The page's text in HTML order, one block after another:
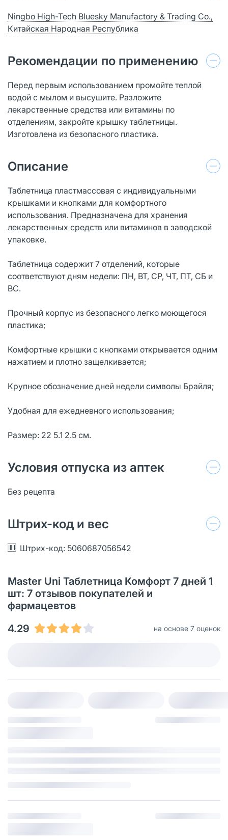
Ningbo High-Tech Bluesky Manufactory & Trading Co.,
Китайская Народная Республика
Рекомендации по применению
Перед первым использованием промойте теплой
водой с мылом и высушите. Разложите
лекарственные средства или витамины по
отделениям, закройте крышку таблетницы.
Изготовлена из безопасного пластика.
Описание
Таблетница пластмассовая с индивидуальными
крышками и кнопками для комфортного
использования. Предназначена для хранения
лекарственных средств или витаминов в заводской
упаковке.
Таблетница содержит 7 отделений, которые
соответствуют дням недели: ПН, ВТ, СР, ЧТ, ПТ, СБ и
ВС.
Прочный корпус из безопасного легко моющегося
пластика;
Комфортные крышки с кнопками открывается одним
нажатием и плотно защелкивается;
Крупное обозначение дней недели символы Брайля;
Удобная для ежедневного использования;
Размер: 22 5.1 2.5 см.
Условия отпуска из аптек
Без рецепта
Штрих-код и вес
Штрих-код: 5060687056542
Master Uni Таблетница Комфорт 7 дней 1
шт: 7 отзывов покупателей и
фармацевтов
4.29
на основе 7 оценок